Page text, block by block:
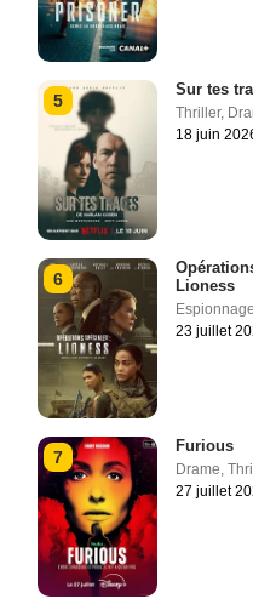
5
Sur tes
Thriller,
18 juin
6
Lioness
Espionnage
23 juillet
7
Furious
Drame,
27 juillet